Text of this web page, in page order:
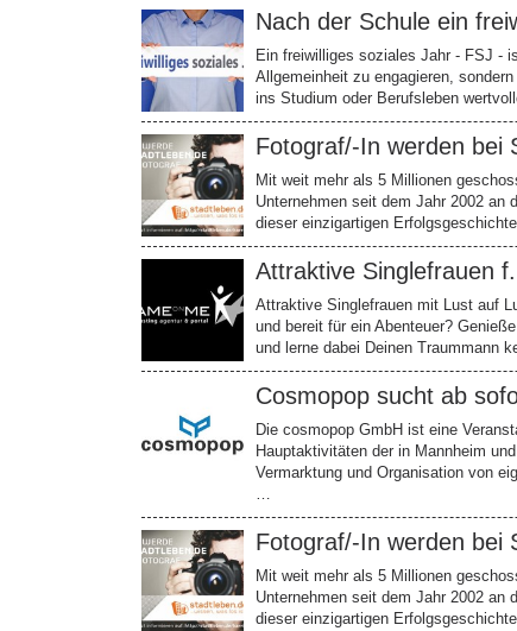
Nach der Schule ein
Ein freiwilliges soziales Jahr - FSJ -
Allgemeinheit zu engagieren,
ins Studium oder Berufsleben
Fotograf/-In werden bei
Mit weit mehr als 5 Millionen
Unternehmen seit dem Jahr 2002 an
dieser einzigartigen
Attraktive Singlefrauen
Attraktive Singlefrauen mit Lust auf
und bereit für ein Abenteuer?
und lerne dabei Deinen Traummann
Cosmopop sucht ab
Die cosmopop GmbH ist eine
Hauptaktivitäten der in Mannheim
Vermarktung und Organisation von
…
Fotograf/-In werden bei
Mit weit mehr als 5 Millionen
Unternehmen seit dem Jahr 2002 an
dieser einzigartigen